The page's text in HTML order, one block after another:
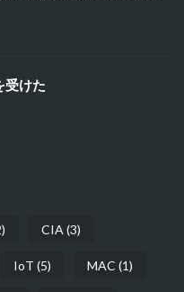
受けた
CIA (3)
IoT (5) MAC (1)